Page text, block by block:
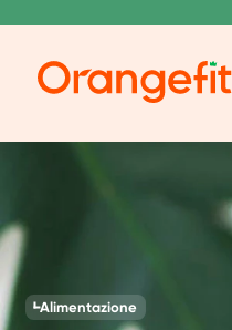
Alimentazione